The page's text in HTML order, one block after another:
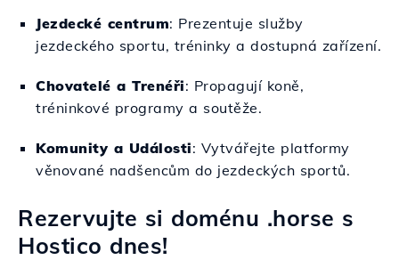
Jezdecké centrum: Prezentuje služby
jezdeckého sportu, tréninky a dostupná zařízení.
Chovatelé a Trenéři: Propagují koně,
tréninkové programy a soutěže.
Komunity a Události: Vytvářejte platformy
věnované nadšencům do jezdeckých sportů.
Rezervujte si doménu .horse s
Hostico dnes!